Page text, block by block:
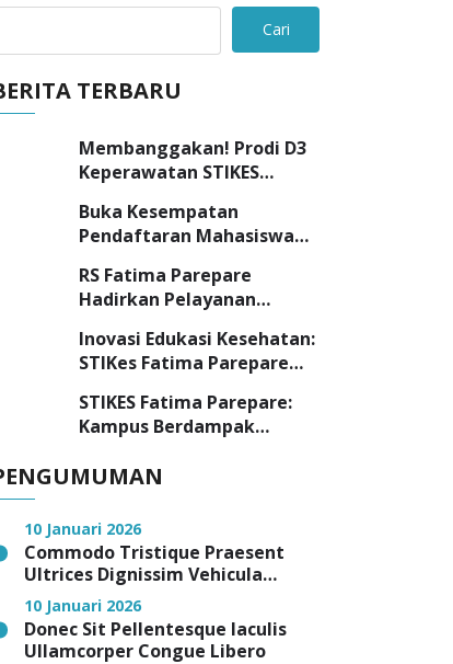
Cari
TERBARU
Membanggakan! Prodi D3
Keperawatan STIKES
Akreditasi “UNGGUL”
Buka Kesempatan
Pendaftaran Mahasiswa
Parepare Sambangi SMK
Negeri 3 Barru
RS Fatima Parepare
Hadirkan Pelayanan
Lebih dari Sekedar
Pelayanan Medis
Inovasi Edukasi Kesehatan:
STIKes Fatima Parepare
dalam Program
Pengabdian Masyarakat
STIKES Fatima Parepare:
Kampus Berdampak
Tepat, Kerja Cepat”
10 Januari 2026
Commodo Tristique Praesent
Ultrices Dignissim Vehicula
Cubilia Magna
10 Januari 2026
Donec Sit Pellentesque Iaculis
Ullamcorper Congue Libero